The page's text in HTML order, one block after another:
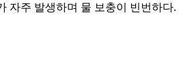
자주 발생하며 물 보충이 빈번하다.